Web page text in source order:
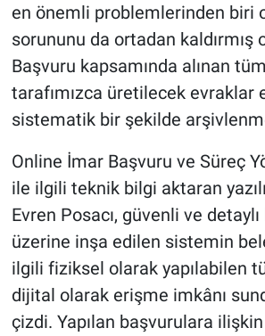
en önemli problemlerinden biri
sorununu da ortadan kaldırmış
Başvuru kapsamında alınan
tarafımızca üretilecek evraklar
sistematik bir şekilde
Online İmar Başvuru ve Süreç
ile ilgili teknik bilgi aktaran
Evren Posacı, güvenli ve detaylı
üzerine inşa edilen sistemin
ilgili fiziksel olarak yapılabilen
dijital olarak erişme imkânı
çizdi. Yapılan başvurulara